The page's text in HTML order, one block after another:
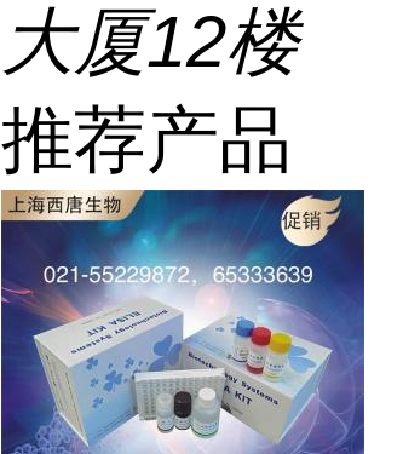
大厦12楼
推荐产品